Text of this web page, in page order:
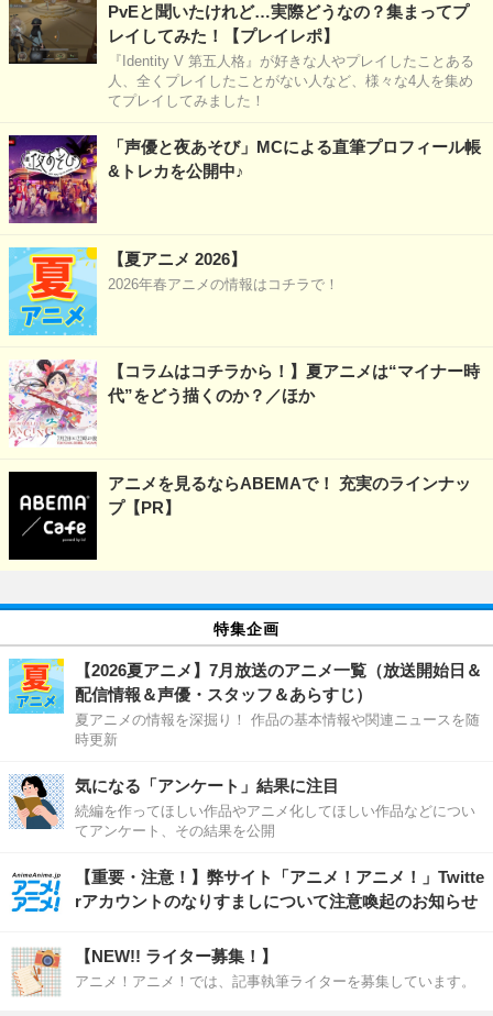
PvEと聞いたけれど…実際どうなの？集まってプ
レイしてみた！【プレイレポ】
『Identity V 第五人格』が好きな人やプレイしたことある
人、全くプレイしたことがない人など、様々な4人を集め
てプレイしてみました！
「声優と夜あそび」MCによる直筆プロフィール帳
&トレカを公開中♪
【夏アニメ 2026】
2026年春アニメの情報はコチラで！
【コラムはコチラから！】夏アニメは“マイナー時
代”をどう描くのか？／ほか
アニメを見るならABEMAで！ 充実のラインナッ
プ【PR】
特集企画
【2026夏アニメ】7月放送のアニメ一覧（放送開始日＆
配信情報＆声優・スタッフ＆あらすじ）
夏アニメの情報を深掘り！ 作品の基本情報や関連ニュースを随
時更新
気になる「アンケート」結果に注目
続編を作ってほしい作品やアニメ化してほしい作品などについ
てアンケート、その結果を公開
【重要・注意！】弊サイト「アニメ！アニメ！」Twitte
rアカウントのなりすましについて注意喚起のお知らせ
【NEW!! ライター募集！】
アニメ！アニメ！では、記事執筆ライターを募集しています。